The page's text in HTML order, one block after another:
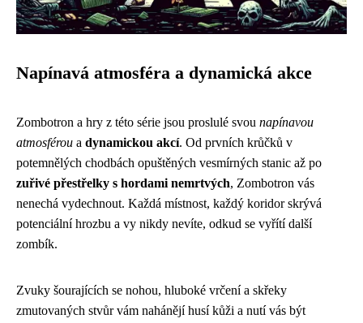
Napínavá atmosféra a dynamická akce
Zombotron a hry z této série jsou proslulé svou napínavou
atmosférou a dynamickou akcí. Od prvních krůčků v
potemnělých chodbách opuštěných vesmírných stanic až po
zuřivé přestřelky s hordami nemrtvých, Zombotron vás
nenechá vydechnout. Každá místnost, každý koridor skrývá
potenciální hrozbu a vy nikdy nevíte, odkud se vyřítí další
zombík.
Zvuky šourajících se nohou, hluboké vrčení a skřeky
zmutovaných stvůr vám nahánějí husí kůži a nutí vás být